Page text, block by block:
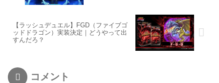
【ラッシュデュエル】FGD（ファイブゴ
ッドドラゴン）実装決定｜どうやって出
すんだろ？
コメント